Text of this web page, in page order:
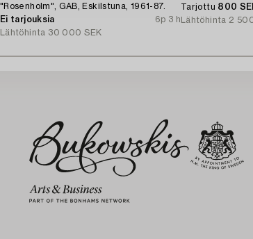
"Rosenholm", GAB, Eskilstuna, 1961-87.
Ei tarjouksia
6p 3 h
Lähtöhinta 30 000 SEK
Tarjottu 800
Lähtöhinta 2